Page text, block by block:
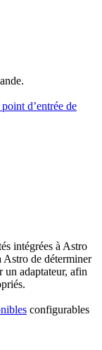
d’entrée de
intégrées à Astro
Astro de déterminer
un adaptateur, afin
configurables